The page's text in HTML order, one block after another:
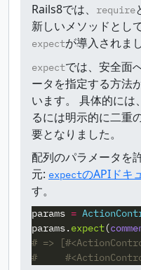
Rails8では、
require
新しいメソッドと
expectが導入されまし
expectでは、安全面
ータを指定する方法
います。 具体的には
るには明示的に二重
要となりました。
配列のパラメータを
元: expectのAPIドキ
す。
params =
params. expect(
# =>
#